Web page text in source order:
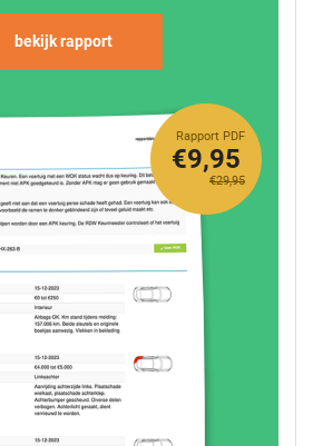
bekijk rapport
Rapport PDF
€29,95
€9,95